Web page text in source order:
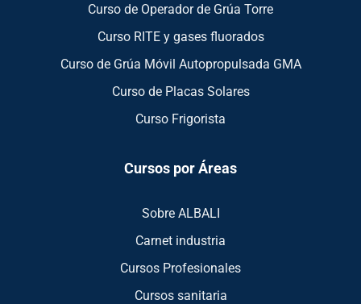
Curso de Operador de Grúa Torre
Curso RITE y gases fluorados
Curso de Grúa Móvil Autopropulsada GMA
Curso de Placas Solares
Curso Frigorista
Cursos por Áreas
Sobre ALBALI
Carnet industria
Cursos Profesionales
Cursos sanitaria